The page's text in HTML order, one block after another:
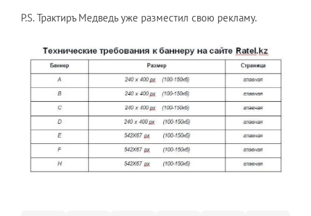
P.S. Трактиръ Медведь уже разместил свою рекламу.